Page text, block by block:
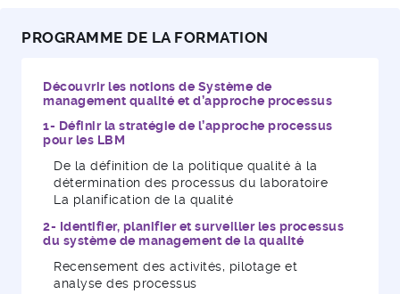
PROGRAMME DE LA FORMATION
Découvrir les notions de Système de
management qualité et d’approche processus
1- Définir la stratégie de l’approche processus
pour les LBM
De la définition de la politique qualité à la
détermination des processus du laboratoire
La planification de la qualité
2- Identifier, planifier et surveiller les processus
du système de management de la qualité
Recensement des activités, pilotage et
analyse des processus